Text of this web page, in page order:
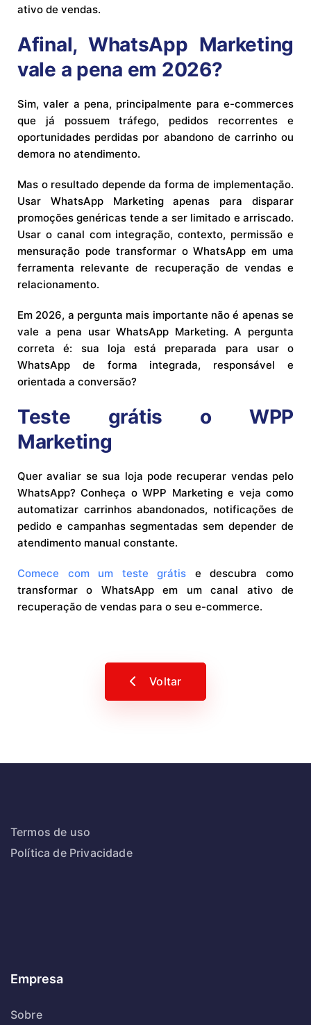
ativo de vendas.
Afinal, WhatsApp Marketing
vale a pena em 2026?
Sim, valer a pena, principalmente para e-commerces
que já possuem tráfego, pedidos recorrentes e
oportunidades perdidas por abandono de carrinho ou
demora no atendimento.
Mas o resultado depende da forma de implementação.
Usar WhatsApp Marketing apenas para disparar
promoções genéricas tende a ser limitado e arriscado.
Usar o canal com integração, contexto, permissão e
mensuração pode transformar o WhatsApp em uma
ferramenta relevante de recuperação de vendas e
relacionamento.
Em 2026, a pergunta mais importante não é apenas se
vale a pena usar WhatsApp Marketing. A pergunta
correta é: sua loja está preparada para usar o
WhatsApp de forma integrada, responsável e
orientada a conversão?
Teste grátis o WPP
Marketing
Quer avaliar se sua loja pode recuperar vendas pelo
WhatsApp? Conheça o WPP Marketing e veja como
automatizar carrinhos abandonados, notificações de
pedido e campanhas segmentadas sem depender de
atendimento manual constante.
Comece com um teste grátis e descubra como
transformar o WhatsApp em um canal ativo de
recuperação de vendas para o seu e-commerce.
Voltar
Termos de uso
Política de Privacidade
Empresa
Sobre